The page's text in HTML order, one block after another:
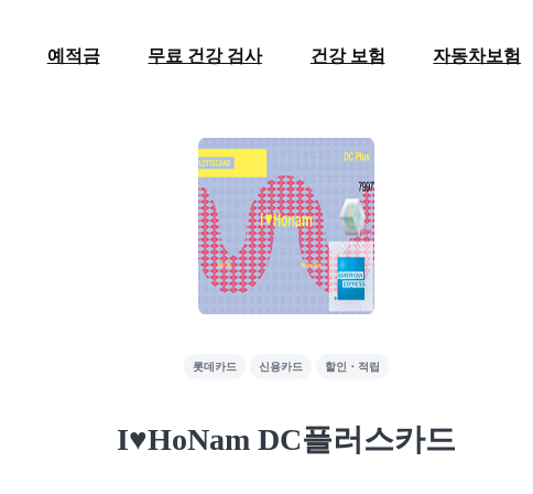
예적금 무료 건강 검사 건강 보험 자동차보험
롯데카드 신용카드 할인・적립
I♥HoNam DC플러스카드